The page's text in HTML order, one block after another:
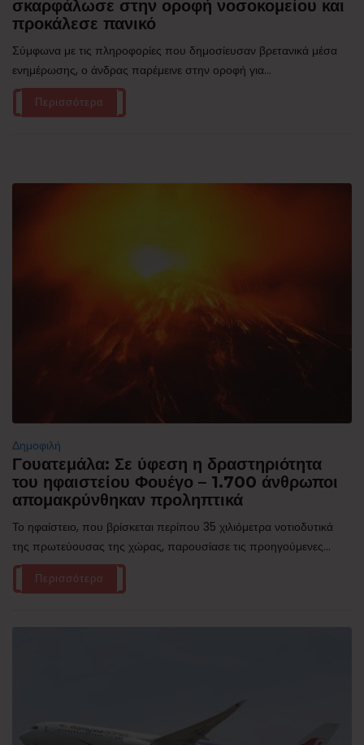
σκαρφάλωσε στην οροφή νοσοκομείου και
προκάλεσε πανικό
Σύμφωνα με τις πληροφορίες που δημοσίευσαν βρετανικά μέσα
ενημέρωσης, ο άνδρας παρέμεινε στην οροφή για...
Περισσότερα
Δημοφιλή
Γουατεμάλα: Σε ύφεση η δραστηριότητα
του ηφαιστείου Φουέγο – 1.700 άνθρωποι
απομακρύνθηκαν προληπτικά
Το ηφαίστειο, που βρίσκεται περίπου 35 χιλιόμετρα νοτιοδυτικά
της πρωτεύουσας της χώρας, παρουσίασε τις προηγούμενες...
Περισσότερα